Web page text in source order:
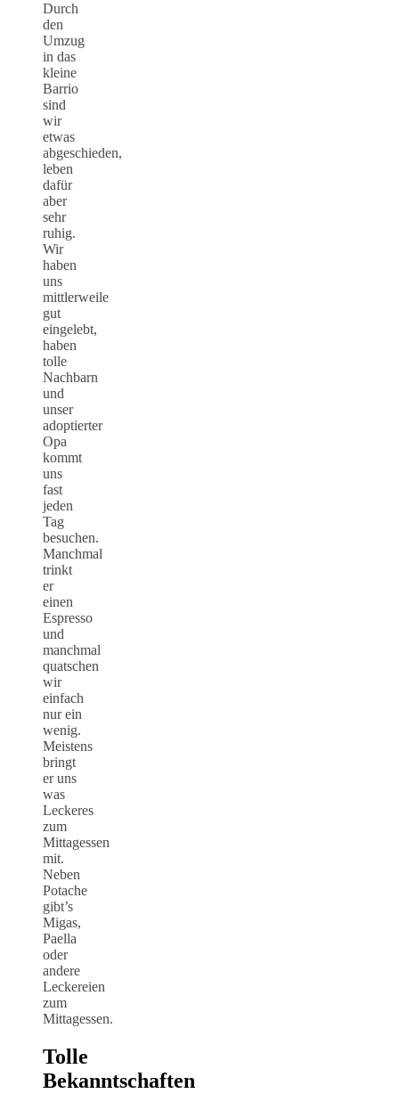
Durch
den
Umzug
in das
kleine
Barrio
sind
wir
etwas
abgeschieden,
leben
dafür
aber
sehr
ruhig.
Wir
haben
uns
mittlerweile
gut
eingelebt,
haben
tolle
Nachbarn
und
unser
adoptierter
Opa
kommt
uns
fast
jeden
Tag
besuchen.
Manchmal
trinkt
er
einen
Espresso
und
manchmal
quatschen
wir
einfach
nur ein
wenig.
Meistens
bringt
er uns
was
Leckeres
zum
Mittagessen
mit.
Neben
Potache
gibt’s
Migas,
Paella
oder
andere
Leckereien
zum
Mittagessen.
Tolle
Bekanntschaften